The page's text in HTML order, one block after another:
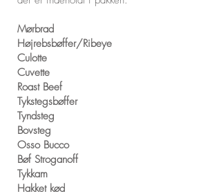
Mørbrad
Højrebsbøffer/Ribeye
Culotte
Cuvette
Roast Beef
Tykstegsbøffer
Tyndsteg
Bovsteg
Osso Bucco
Bøf Stroganoff
Tykkam
Hakket kød